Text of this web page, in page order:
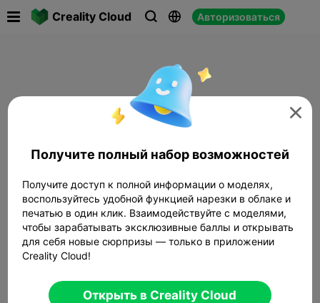
Creality Cloud   Авторизоваться

Получите полный набор возможностей
Получите доступ к полной информации о моделях,
воспользуйтесь удобной функцией нарезки в облаке и
печатью в один клик. Взаимодействуйте с моделями,
чтобы зарабатывать эксклюзивные баллы и открывать
для себя новые сюрпризы — только в приложении
Creality Cloud!
Открыть в Creality Cloud